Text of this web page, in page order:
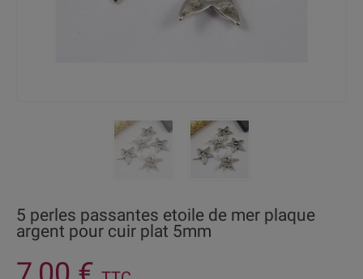
5 perles passantes etoile de mer plaque
argent pour cuir plat 5mm